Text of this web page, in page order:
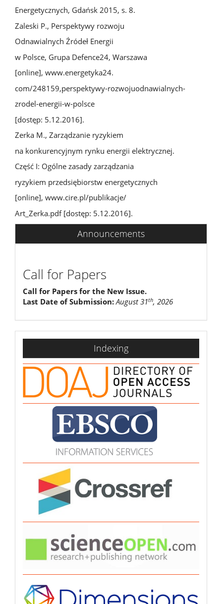
Energetycznych, Gdańsk 2015, s. 8.
Zaleski P., Perspektywy rozwoju
Odnawialnych Źródeł Energii
w Polsce, Grupa Defence24, Warszawa
[online], www.energetyka24.
com/248159,perspektywy-rozwojuodnawialnych-
zrodel-energii-w-polsce
[dostęp: 5.12.2016].
Zerka M., Zarządzanie ryzykiem
na konkurencyjnym rynku energii elektrycznej.
Część I: Ogólne zasady zarządzania
ryzykiem przedsiębiorstw energetycznych
[online], www.cire.pl/publikacje/
Art_Zerka.pdf [dostęp: 5.12.2016].
Announcements
Call for Papers
Call for Papers for the New Issue.
Last Date of Submission: August 31th, 2026
indexing
Indexing